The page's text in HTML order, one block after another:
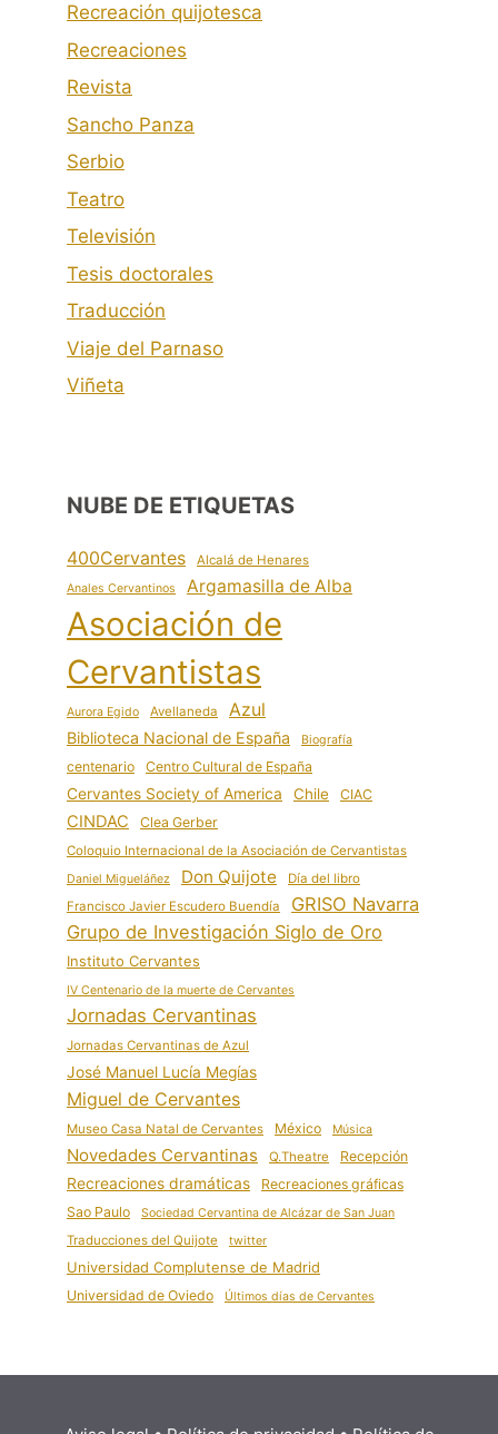
Recreación quijotesca
Recreaciones
Revista
Sancho Panza
Serbio
Teatro
Televisión
Tesis doctorales
Traducción
Viaje del Parnaso
Viñeta
NUBE DE ETIQUETAS
400Cervantes Alcalá de Henares
Anales Cervantinos Argamasilla de Alba
Asociación de
Cervantistas
Aurora Egido Avellaneda Azul
Biblioteca Nacional de España Biografía
centenario Centro Cultural de España
Cervantes Society of America Chile CIAC
CINDAC Clea Gerber
Coloquio Internacional de la Asociación de Cervantistas
Daniel Migueláñez Don Quijote
Día del libro
Francisco Javier Escudero Buendía
GRISO Navarra
Grupo de Investigación Siglo de Oro
Instituto Cervantes
IV Centenario de la muerte de Cervantes
Jornadas Cervantinas
Jornadas Cervantinas de Azul
José Manuel Lucía Megías
Miguel de Cervantes
Museo Casa Natal de Cervantes México Música
Novedades Cervantinas Q.Theatre Recepción
Recreaciones dramáticas
Recreaciones gráficas
Sao Paulo
Sociedad Cervantina de Alcázar de San Juan
Traducciones del Quijote twitter
Universidad Complutense de Madrid
Universidad de Oviedo Últimos días de Cervantes